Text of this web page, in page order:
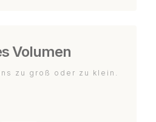
Volumen
zu groß oder zu klein.